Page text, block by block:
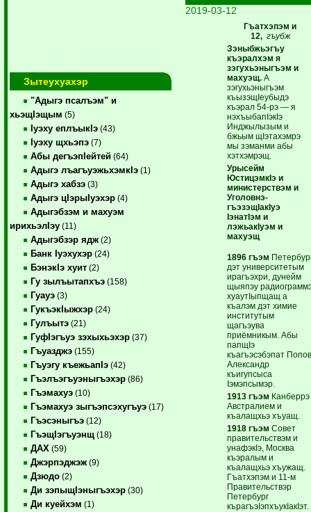
Зытеухуахэр
"Адыгэ псалъэм" и
хьэщIэщым (5)
Iуэху еплъыкIэ (43)
Iуэху щхьэпэ (7)
Абы дегъэпIейтей (64)
Адыгэ лъагъуэжьхэмкIэ (1)
Адыгэ хабзэ (3)
Адыгэ цIэрыIуэхэр (4)
Адыгэбзэм и махуэм
ирихьэлIэу (11)
Адыгэбзэр ядж (2)
Банк Iуэхухэр (24)
БэнэкIэ хуит (2)
Гу зылъытапхъэ (158)
Гуауэ (3)
ГукъэкIыжхэр (24)
Гулъытэ (21)
ГуфIэгъуэ зэхыхьэхэр (37)
Гъуазджэ (155)
Гъуэгу къежьапIэ (42)
Гъэлъэгъуэныгъэхэр (86)
Гъэмахуэ (10)
Гъэмахуэ зыгъэпсэхугъуэ (17)
Гъэсэныгъэ (12)
ГъэщIэгъуэнщ (18)
ДАХ (59)
Джэрпэджэж (9)
Дзюдо (2)
Ди зэпыщIэныгъэхэр (30)
Ди куейхэм (1)
2019-03-12
Гъатхэпэм и
12, гъубж
Зэныбжьэгъу
къэралхэм я
зэгухьэныгъэм и
махуэщ. А
зэгухьэныгъэм
къызэщIеубыдэ
къэрал 54-рэ — я
нэхъыбапIэкIэ
Инджылызым и
бжьым щIэтахэмрэ
мы зэманми абы
хэтхэмрэщ.
Урысейм
ЮстицэмкIэ и
министерствэм и
Уголовнэ-
гъэзэщIакIуэ
IэнатIэм и
лэжьакIуэм и
махуэщ
1896 гъэм
дэт университетым
ирагъэхри, дунейм
щыяпэу
хуаутIыпщащ а
къалэм дэт химие
институтым
щагъэува
приёмникым. Абы
папщIэ
къагъэсэбэпат
Александр
къигупсыса
Iэмэпсымэр.
1913 гъэм Канберрэ
Австралием и
къалащхьэ хъуащ.
1918 гъэм Совет
правительствэм и
унафэкIэ, Москва
къэралым и
къалащхьэ хъужащ.
Гъатхэпэм и 11-м
Правительствэр
Петербург
кърагъэIэпхъукIакIэт.